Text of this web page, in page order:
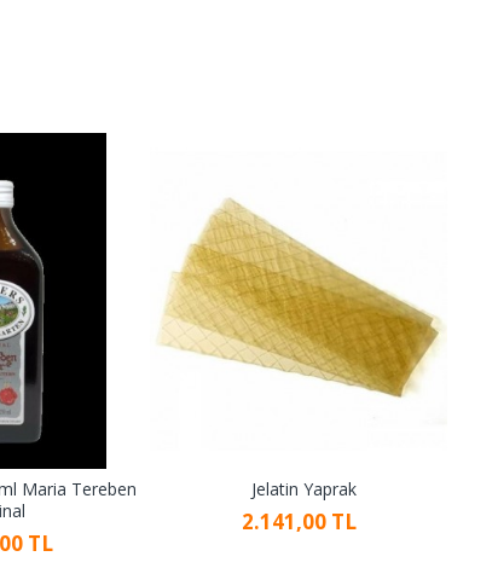
Maria Tereben
TL
Jelatin Yaprak
2.141,00 TL